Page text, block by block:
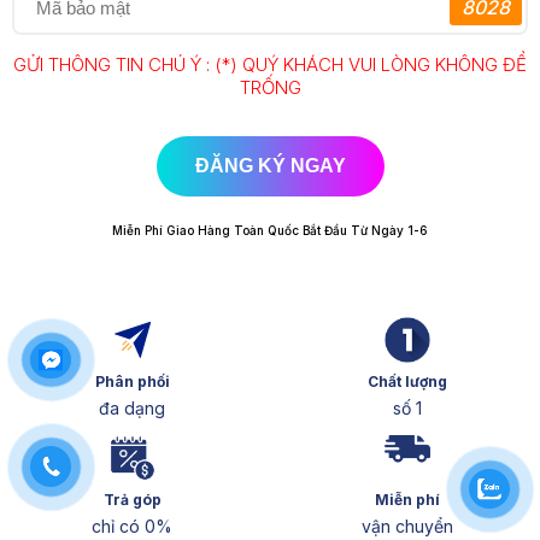
8028
GỬI THÔNG TIN CHÚ Ý : (*) QUÝ KHÁCH VUI LÒNG KHÔNG ĐỂ
TRỐNG
ĐĂNG KÝ NGAY
Miễn Phí Giao Hàng Toàn Quốc Bắt Đầu Từ Ngày 1-6
Phân phối
đa dạng
Chất lượng
số 1
Trả góp
chỉ có 0%
Miễn phí
vận chuyển